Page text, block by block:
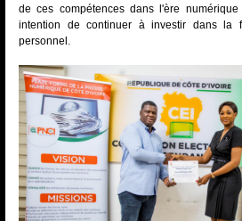
de ces compétences dans l'ère
intention de continuer à investir dans la
personnel.